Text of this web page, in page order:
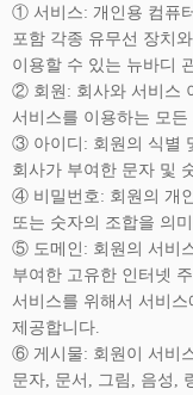
① 서비스: 개인용 컴퓨
포함 각종 유무선 장치
이용할 수 있는 뉴바디
② 회원: 회사와 서비스
서비스를 이용하는 모든
③ 아이디: 회원의 식별
회사가 부여한 문자 및
④ 비밀번호: 회원의 개
또는 숫자의 조합을 의
⑤ 도메인: 회원의 서비
부여한 고유한 인터넷
서비스를 위해서 서비
제공합니다.
⑥ 게시물: 회원이 서비
문자, 문서, 그림, 음성,